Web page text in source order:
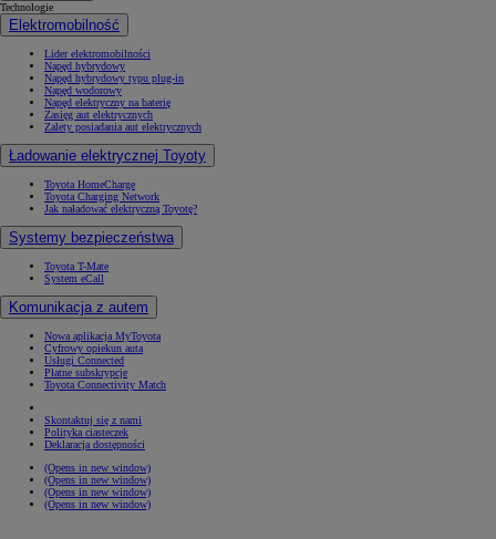
Technologie
Elektromobilność
Lider elektromobilności
Napęd hybrydowy
Napęd hybrydowy typu plug-in
Napęd wodorowy
Napęd elektryczny na baterię
Zasięg aut elektrycznych
Zalety posiadania aut elektrycznych
Ładowanie elektrycznej Toyoty
Toyota HomeCharge
Toyota Charging Network
Jak naładować elektryczną Toyotę?
Systemy bezpieczeństwa
Toyota T-Mate
System eCall
Komunikacja z autem
Nowa aplikacja MyToyota
Cyfrowy opiekun auta
Usługi Connected
Płatne subskrypcje
Toyota Connectivity Match
Skontaktuj się z nami
Polityka ciasteczek
Deklaracja dostępności
(Opens in new window)
(Opens in new window)
(Opens in new window)
(Opens in new window)